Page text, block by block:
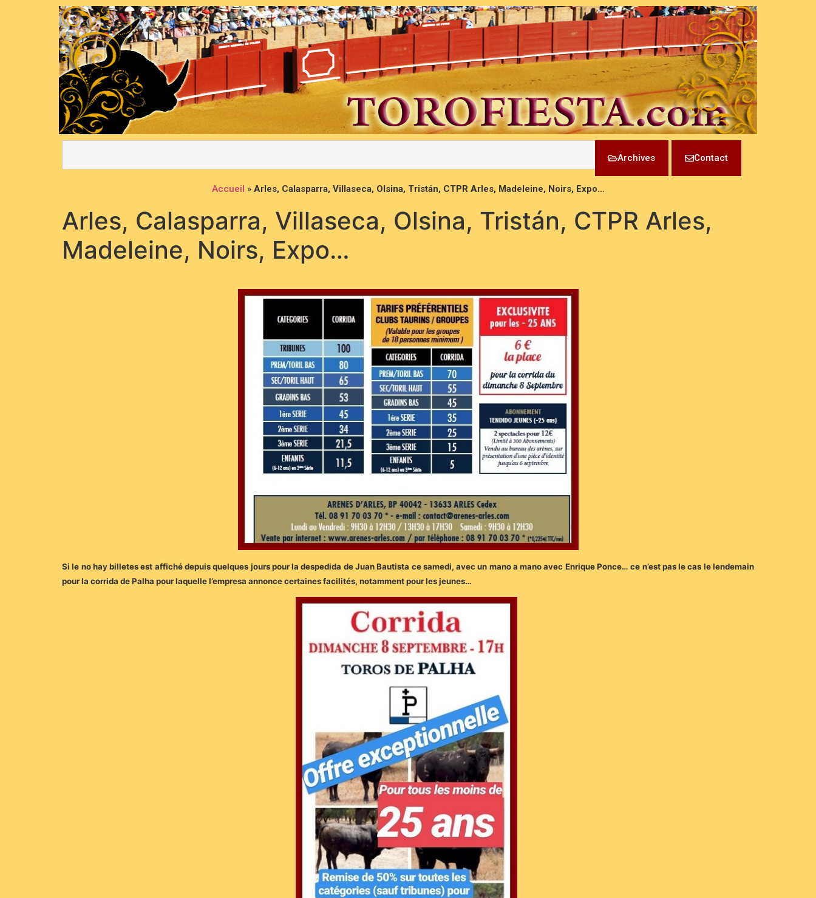
Archives Contact
Accueil » Arles, Calasparra, Villaseca, Olsina, Tristán, CTPR Arles, Madeleine, Noirs, Expo…
Arles, Calasparra, Villaseca, Olsina, Tristán, CTPR Arles,
Madeleine, Noirs, Expo…
Si le no hay billetes est affiché depuis quelques jours pour la despedida de Juan Bautista ce samedi, avec un mano a mano avec Enrique Ponce… ce n’est pas le cas le lendemain
pour la corrida de Palha pour laquelle l’empresa annonce certaines facilités, notamment pour les jeunes…